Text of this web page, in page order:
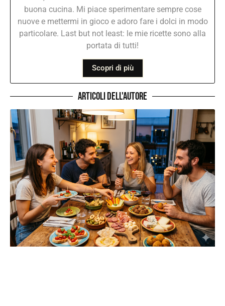
buona cucina. Mi piace sperimentare sempre cose
nuove e mettermi in gioco e adoro fare i dolci in modo
particolare. Last but not least: le mie ricette sono alla
portata di tutti!
Scopri di più
Articoli dell'autore